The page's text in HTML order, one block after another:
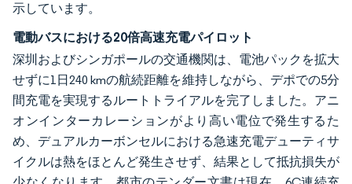
示しています。
電動バスにおける20倍高速充電パイロット
深圳およびシンガポールの交通機関は、電池パックを拡大
せずに1日240 kmの航続距離を維持しながら、デポでの5分
間充電を実現するルートトライアルを完了しました。アニ
オンインターカレーションがより高い電位で発生するた
め、デュアルカーボンセルにおける急速充電デューティサ
イクルは熱をほとんど発生させず、結果として抵抗損失が